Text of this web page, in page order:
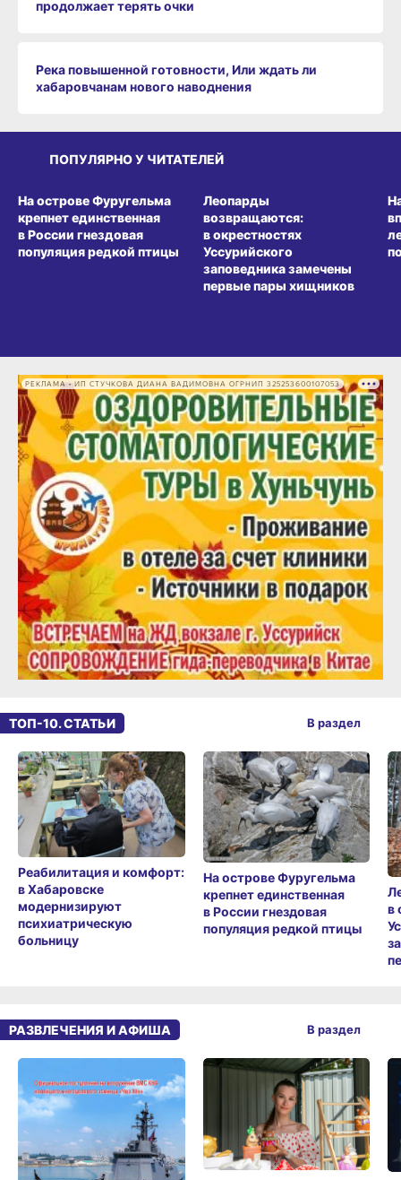
продолжает терять очки
Река повышенной готовности, Или ждать ли
хабаровчанам нового наводнения
ПОПУЛЯРНО У ЧИТАТЕЛЕЙ
На острове Фуругельма
крепнет единственная
в России гнездовая
популяция редкой птицы
Леопарды
возвращаются:
в окрестностях
Уссурийского
заповедника замечены
первые пары хищников
РЕКЛАМА • ИП СТУЧКОВА ДИАНА ВАДИМОВНА ОГРНИП 325253600107053
ТОП-10. СТАТЬИ
Реабилитация и комфорт:
в Хабаровске
модернизируют
психиатрическую
больницу
На острове Фуругельма
крепнет единственная
в России гнездовая
популяция редкой птицы
в
В раздел
РАЗВЛЕЧЕНИЯ И АФИША В раздел